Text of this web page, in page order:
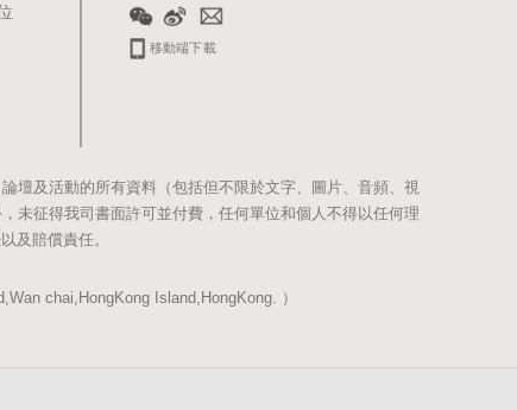
移動端下載
壇及活動的所有資料（包括但不限於文字、圖片、音頻、視
未征得我司書面許可並付費，任何單位和個人不得以任何理
及賠償責任。
chai,HongKong Island,HongKong. ）